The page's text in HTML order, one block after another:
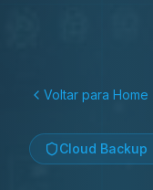
Voltar para Home
Cloud Backup